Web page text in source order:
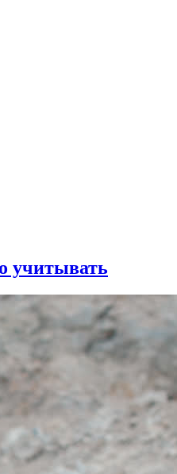
учитывать